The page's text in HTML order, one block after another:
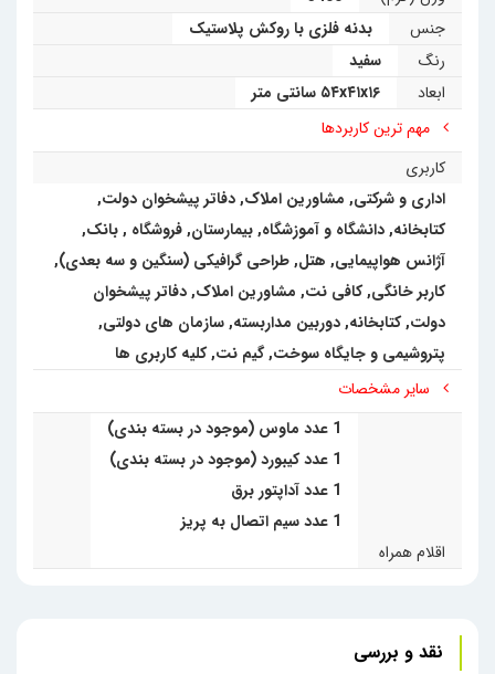
جنس
بدنه فلزی با روکش پلاستیک
رنگ
سفید
ابعاد
۵۴x۴۱x۱۶ سانتی متر
مهم ترین کاربردها
کاربری
اداری و شرکتی, مشاورین املاک, دفاتر پیشخوان دولت,
کتابخانه,دانشگاه و آموزشگاه,بیمارستان,فروشگاه ,بانک,
آژانس هواپیمایی, هتل,طراحی گرافیکی (سنگین و سه بعدی),
کاربر خانگی,کافی نت, مشاورین املاک, دفاتر پیشخوان
دولت, کتابخانه,دوربین مداربسته,سازمان های دولتی,
پتروشیمی و جایگاه سوخت,گیم نت,کلیه کاربری ها
سایر مشخصات
اقلام همراه
1 عدد ماوس (موجود در بسته بندی)
1 عدد کیبورد (موجود در بسته بندی)
1 عدد آداپتور برق
1 عدد سیم اتصال به پریز
نقد و بررسی